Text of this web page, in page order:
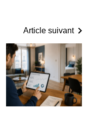
Article suivant